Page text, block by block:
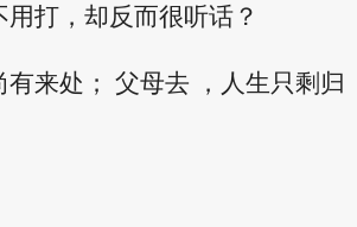
打，却反而很听话？
来处； 父母去 ，人生只剩归